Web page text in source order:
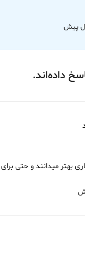
داده‌اند.
بهتر میدانند و حتی